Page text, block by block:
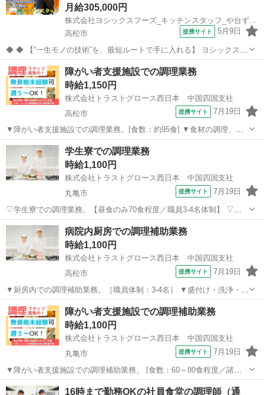
月給305,000円
株式会社ヨシックスフーズ_キッチンスタッフ_や台ずし瓦町駅前町 (正社員)
高松市
提携サイト 5月9日
◆ ◆ 【“一生モノの技術”を、最短ルートで手に入れる】 ヨシックスフ
ーズが運営する寿司居酒屋「や台ずし」では、 鮮魚の一部を加工済み
の状態で仕入れることで仕込みの負担を大幅に削減しています。 入社
後は余計な工程に時間...
香川 高松市 キッチン
障がい者支援施設での調理業務
時給1,150円
株式会社トラストグロース西日本 中国四国支社
高松市
提携サイト 7月19日
▼障がい者支援施設での調理業務。[食数：約95食] ▼食材の調理、仕
込み、刻み、盛付け、食器洗浄、清掃 等。 ▼制服：貸与あり。 〇20
代-60代職員活躍中。 【必須資格・条件】 ◇不問 ※お仕事No.CS-
6906A...
香川 高松市 キッチン
学生寮での調理業務
時給1,100円
株式会社トラストグロース西日本 中国四国支社
丸亀市
提携サイト 7月19日
▽学生寮での調理業務。【昼食のみ70食程度／職員3-4名体制】 ▽簡
単な調理・盛付・洗浄 等。 ▽制服：貸与あり。 ※採用後、入職前に
健康診断・検便の提出必須。 ●20代-60代職員活躍中。 【必須資格】
◇不問 【必...
香川 丸亀市 キッチン
病院内厨房での調理補助業務
時給1,100円
株式会社トラストグロース西日本 中国四国支社
高松市
提携サイト 7月19日
▼厨房内での調理補助業務。［職員体制：3-4名］ ▼盛付け・洗浄・切
込み 等。 ▽制服：貸与あり。 ※採用後、入職前に検便の提出必須。
〇20代-40代女性スタッフ活躍中。 《必須資格・条件》 ◇不問 ※お仕
事No.C...
香川 高松市 キッチン
障がい者支援施設での調理補助業務
時給1,100円
株式会社トラストグロース西日本 中国四国支社
丸亀市
提携サイト 7月19日
▼障がい者支援施設での調理補助業務。 [食数：60～80食程度／諸君
体制：調理師1名・補助1名] 【必須資格・条件】 ◇不問 ※お仕事
香川 丸亀市 キッチン
16時まで勤務OKの社員食堂の調理師（通